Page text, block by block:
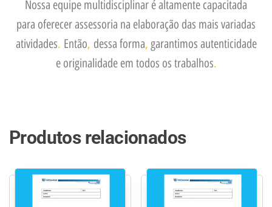
Nossa equipe multidisciplinar é altamente capacitada
para oferecer assessoria na elaboração das mais variadas
atividades. Então, dessa forma, garantimos autenticidade
e originalidade em todos os trabalhos.
Produtos relacionados